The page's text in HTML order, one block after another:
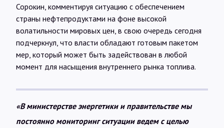
Сорокин, комментируя ситуацию с обеспечением
страны нефтепродуктами на фоне высокой
волатильности мировых цен, в свою очередь сегодня
подчеркнул, что власти обладают готовым пакетом
мер, который может быть задействован в любой
момент для насыщения внутреннего рынка топлива.
«В министерстве энергетики и правительстве мы
постоянно мониторинг ситуации ведем с целью